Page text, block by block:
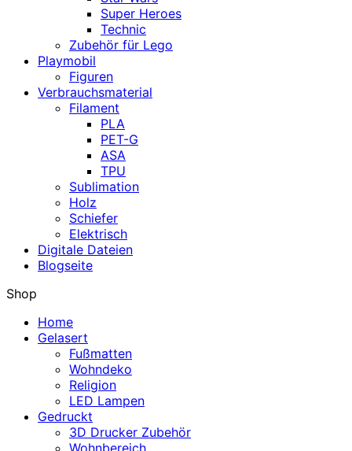
Super Heroes
Technic
Zubehör für Lego
Playmobil
Figuren
Verbrauchsmaterial
Filament
PLA
PET-G
ASA
TPU
Sublimation
Holz
Schiefer
Elektrisch
Digitale Dateien
Blogseite
Shop
Home
Gelasert
Fußmatten
Wohndeko
Religion
LED Lampen
Gedruckt
3D Drucker Zubehör
Wohnbereich